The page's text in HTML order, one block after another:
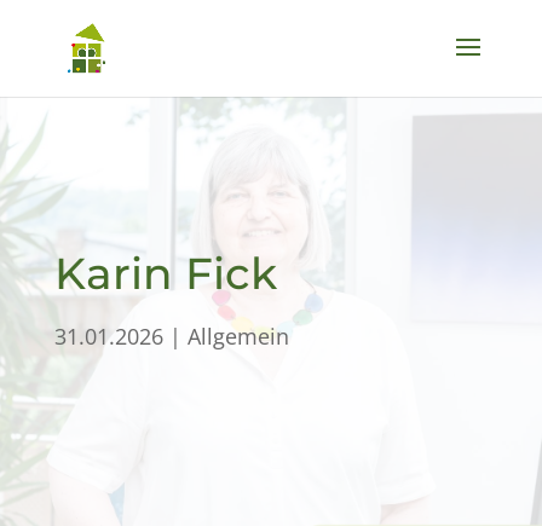
Karin Fick
31.01.2026| Allgemein